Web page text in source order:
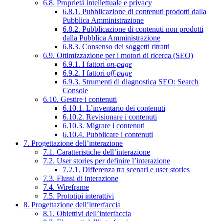
6.8. Proprietà intellettuale e privacy
6.8.1. Pubblicazione di contenuti prodotti dalla
Pubblica Amministrazione
6.8.2. Pubblicazione di contenuti non prodotti
dalla Pubblica Amministrazione
6.8.3. Consenso dei soggetti ritratti
6.9. Ottimizzazione per i motori di ricerca (SEO)
6.9.1. I fattori on-page
6.9.2. I fattori off-page
6.9.3. Strumenti di diagnostica SEO: Search
Console
6.10. Gestire i contenuti
6.10.1. L’inventario dei contenuti
6.10.2. Revisionare i contenuti
6.10.3. Migrare i contenuti
6.10.4. Pubblicare i contenuti
7. Progettazione dell’interazione
7.1. Caratteristiche dell’interazione
7.2. User stories per definire l’interazione
7.2.1. Differenza tra scenari e user stories
7.3. Flussi di interazione
7.4. Wireframe
7.5. Prototipi interattivi
8. Progettazione dell’interfaccia
8.1. Obiettivi dell’interfaccia